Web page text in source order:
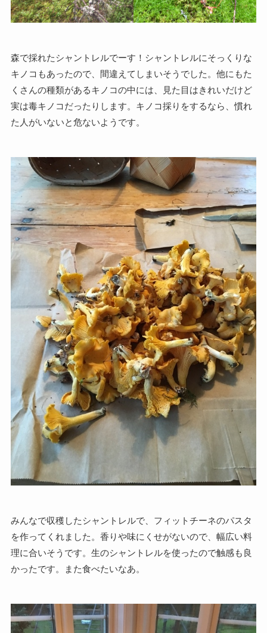
森で採れたシャントレルでーす！シャントレルにそっくりな
キノコもあったので、間違えてしまいそうでした。他にもた
くさんの種類があるキノコの中には、見た目はきれいだけど
実は毒キノコだったりします。キノコ採りをするなら、慣れ
た人がいないと危ないようです。
みんなで収穫したシャントレルで、フィットチーネのパスタ
を作ってくれました。香りや味にくせがないので、幅広い料
理に合いそうです。生のシャントレルを使ったので触感も良
かったです。また食べたいなあ。